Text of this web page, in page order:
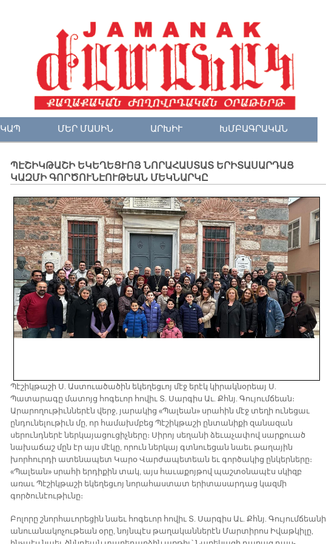
ԿԱՊ ՄԵՐ ՄԱՍԻՆ ԱՐԽԻՒ ԽՄԲԱԳՐԱԿԱՆ
ՊԷՇԻԿԹԱՇԻ ԵԿԵՂԵՑՒՈՅ ՆՈՐԱՀԱՍՏԱՏ ԵՐԻՏԱՍԱՐԴԱՑ
ԿԱԶՄԻ ԳՈՐԾՈՒՆԷՈՒԹԵԱՆ ՄԵԿՆԱՐԿԸ
Պէշիկթաշի Ս. Աստուածածին եկեղեցւոյ մէջ երէկ կիրակնօրեայ Ս.
Պատարագը մատոյց հոգեւոր հովիւ Տ. Սարգիս Աւ. Քհնյ. Գույումճեան։
Արարողութիւններէն վերջ, յարակից «Պալեան» սրահին մէջ տեղի ունեցաւ
ընդունելութիւն մը, որ համախմբեց Պէշիկթաշի ընտանիքի զանազան
սերունդներէ ներկայացուցիչները։ Սիրոյ սեղանի ձեւաչափով սարքուած
նախաճաշ մըն էր այս մէկը, որուն ներկայ գտնուեցան նաեւ թաղային
խորհուրդի ատենապետ Կարօ Վարժապետեան եւ գործակից ընկերները։
«Պալեան» սրահի երդիքին տակ, այս հաւաքոյթով պաշտօնապէս սկիզբ
առաւ Պէշիկթաշի եկեղեցւոյ նորահաստատ երիտասարդաց կազմի
գործունէութիւնը։
Բոլորը շնորհաւորեցին նաեւ հոգեւոր հովիւ Տ. Սարգիս Աւ. Քհնյ. Գույումճեանի
անուանակոչութեան օրը, նոյնպէս թաղականներէն Մարտիրոս Իվաթկիլը,